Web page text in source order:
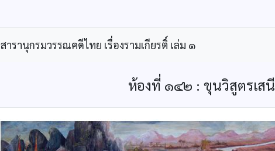
สารานุกรมวรรณคดีไทย เรื่องรามเกียรติ์ เล่ม ๑
ห้องที่ ๑๔๒ : ขุนวิสูตรเสนี